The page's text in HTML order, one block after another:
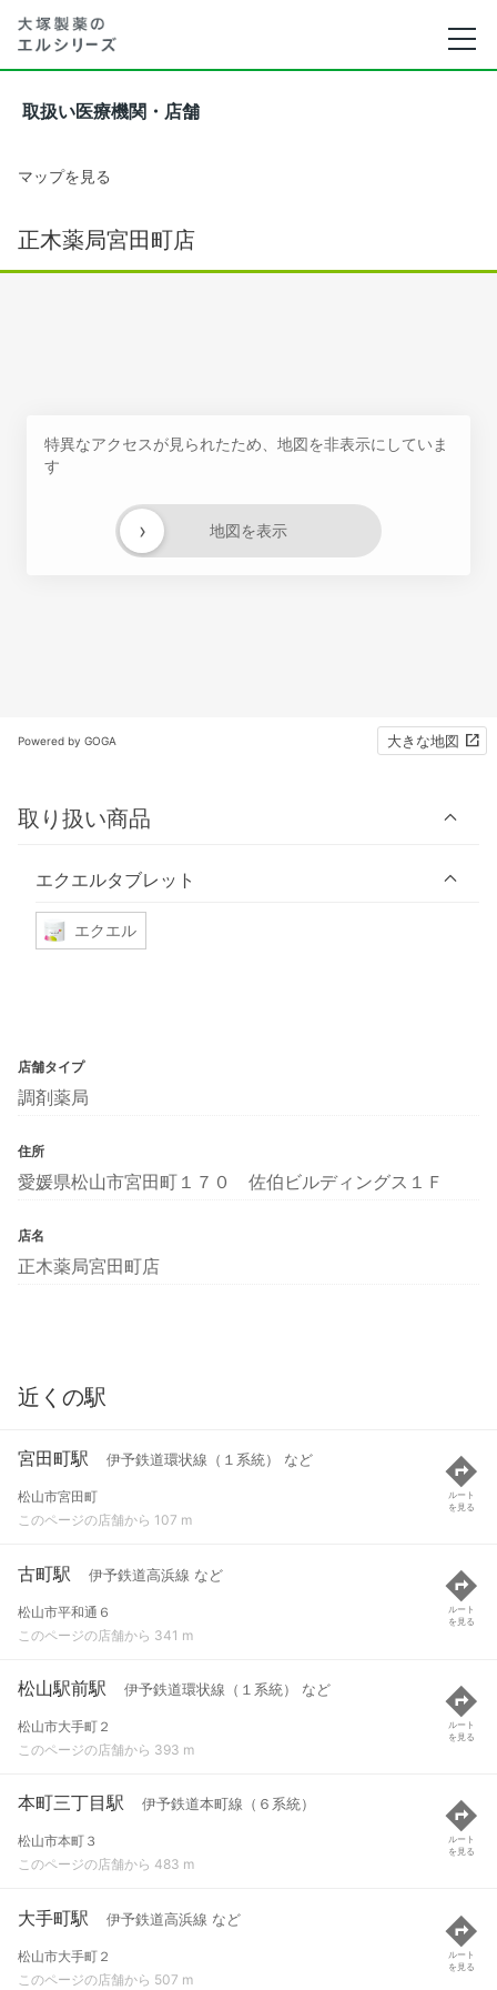
取扱い医療機関・店舗
マップを見る
正木薬局宮田町店
特異なアクセスが見られたため、地図を非表示にしていま
す
地図を表示
›
Powered by GOGA 大きな地図
取り扱い商品
エクエルタブレット
エクエル
店舗タイプ
調剤薬局
住所
愛媛県松山市宮田町１７０ 佐伯ビルディングス１Ｆ
店名
正木薬局宮田町店
近くの駅
宮田町駅 伊予鉄道環状線（１系統） など
松山市宮田町
このページの店舗から 107 m
ルート
を見る
古町駅 伊予鉄道高浜線 など
松山市平和通６
このページの店舗から 341 m
ルート
を見る
松山駅前駅 伊予鉄道環状線（１系統） など
松山市大手町２
このページの店舗から 393 m
ルート
を見る
本町三丁目駅 伊予鉄道本町線（６系統）
松山市本町３
このページの店舗から 483 m
ルート
を見る
大手町駅 伊予鉄道高浜線 など
松山市大手町２
このページの店舗から 507 m
ルート
を見る